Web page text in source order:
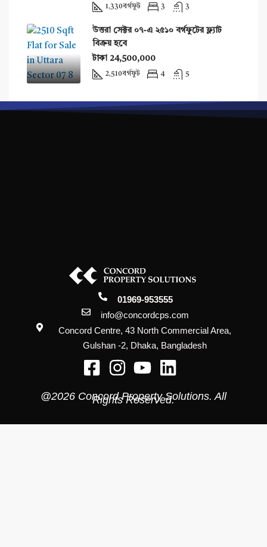
1,330বর্গফুট 3 3
উত্তরা সেক্টর ০৭-এ ২৫১০ বর্গফুটের ফ্ল্যাট
বিক্রয় হবে
টাকা 24,500,000
2,510বর্গফুট 4 5
01969-953555
info@concordcps.com
Concord Centre, 43 North Commercial Area,
Gulshan -2, Dhaka, Bangladesh
@2026 Concord Property Solutions. All
Rights Reserved.